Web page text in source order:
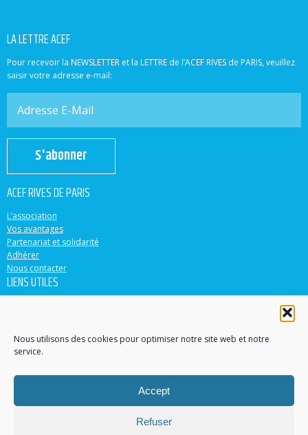
Nous utilisons des cookies pour optimiser notre site web et notre
service.
Accept
Refuser
LA LETTRE ACEF
Pour recevoir la NEWSLETTER et la LETTRE de l’ACEF RIVES de PARIS, veuillez
saisir votre adresse e-mail:
S'abonner
ACEF RIVES DE PARIS
L’association
Vos avantages
Partenariat et solidarité
Adhérer
Nous contacter
LIENS UTILES
Accéder au site